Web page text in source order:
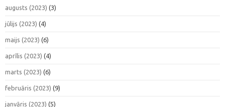
augusts (2023) (3)
jūlijs (2023) (4)
maijs (2023) (6)
aprīlis (2023) (4)
marts (2023) (6)
februāris (2023) (9)
janvāris (2023) (5)